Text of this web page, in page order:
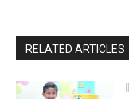
RELATED ARTICLES